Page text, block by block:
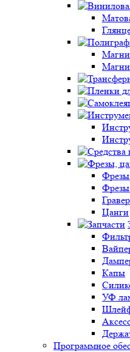
Фрезы
Фрезы
Цанги
Капы
УФ
Программное